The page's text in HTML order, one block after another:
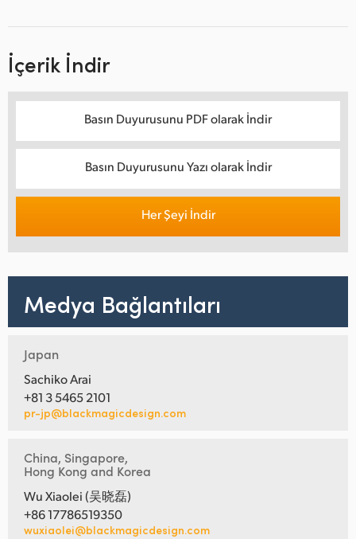
İçerik İndir
Basın Duyurusunu PDF olarak İndir
Basın Duyurusunu Yazı olarak İndir
Her Şeyi İndir
Medya Bağlantıları
Japan
Sachiko Arai
+81 3 5465 2101
pr-jp@blackmagicdesign.com
China, Singapore,
Hong Kong and Korea
Wu Xiaolei (吴晓磊)
+86 17786519350
wuxiaolei@blackmagicdesign.com